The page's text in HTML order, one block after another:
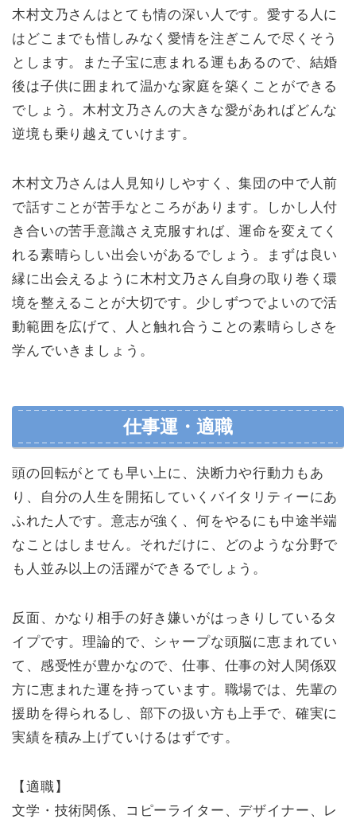
木村文乃さんはとても情の深い人です。愛する人に
はどこまでも惜しみなく愛情を注ぎこんで尽くそう
とします。また子宝に恵まれる運もあるので、結婚
後は子供に囲まれて温かな家庭を築くことができる
でしょう。木村文乃さんの大きな愛があればどんな
逆境も乗り越えていけます。
木村文乃さんは人見知りしやすく、集団の中で人前
で話すことが苦手なところがあります。しかし人付
き合いの苦手意識さえ克服すれば、運命を変えてく
れる素晴らしい出会いがあるでしょう。まずは良い
縁に出会えるように木村文乃さん自身の取り巻く環
境を整えることが大切です。少しずつでよいので活
動範囲を広げて、人と触れ合うことの素晴らしさを
学んでいきましょう。
仕事運・適職
頭の回転がとても早い上に、決断力や行動力もあ
り、自分の人生を開拓していくバイタリティーにあ
ふれた人です。意志が強く、何をやるにも中途半端
なことはしません。それだけに、どのような分野で
も人並み以上の活躍ができるでしょう。
反面、かなり相手の好き嫌いがはっきりしているタ
イプです。理論的で、シャープな頭脳に恵まれてい
て、感受性が豊かなので、仕事、仕事の対人関係双
方に恵まれた運を持っています。職場では、先輩の
援助を得られるし、部下の扱い方も上手で、確実に
実績を積み上げていけるはずです。
【適職】
文学・技術関係、コピーライター、デザイナー、レ